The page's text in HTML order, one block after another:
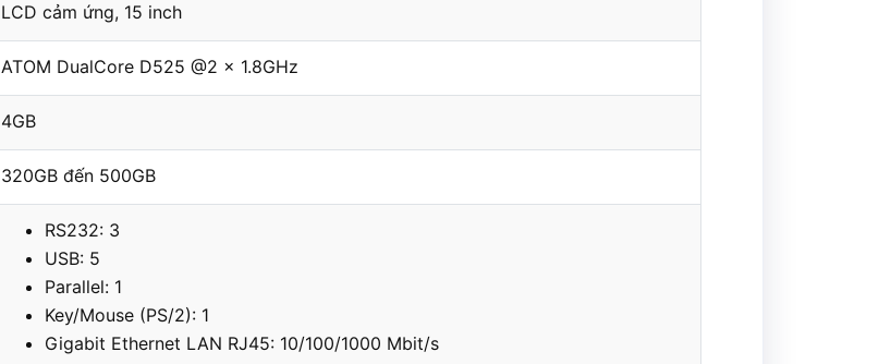
LCD cảm ứng, 15 inch
ATOM DualCore D525 @2 x 1.8GHz
4GB
320GB đến 500GB
RS232: 3
USB: 5
Parallel: 1
Key/Mouse (PS/2): 1
Gigabit Ethernet LAN RJ45: 10/100/1000 Mbit/s